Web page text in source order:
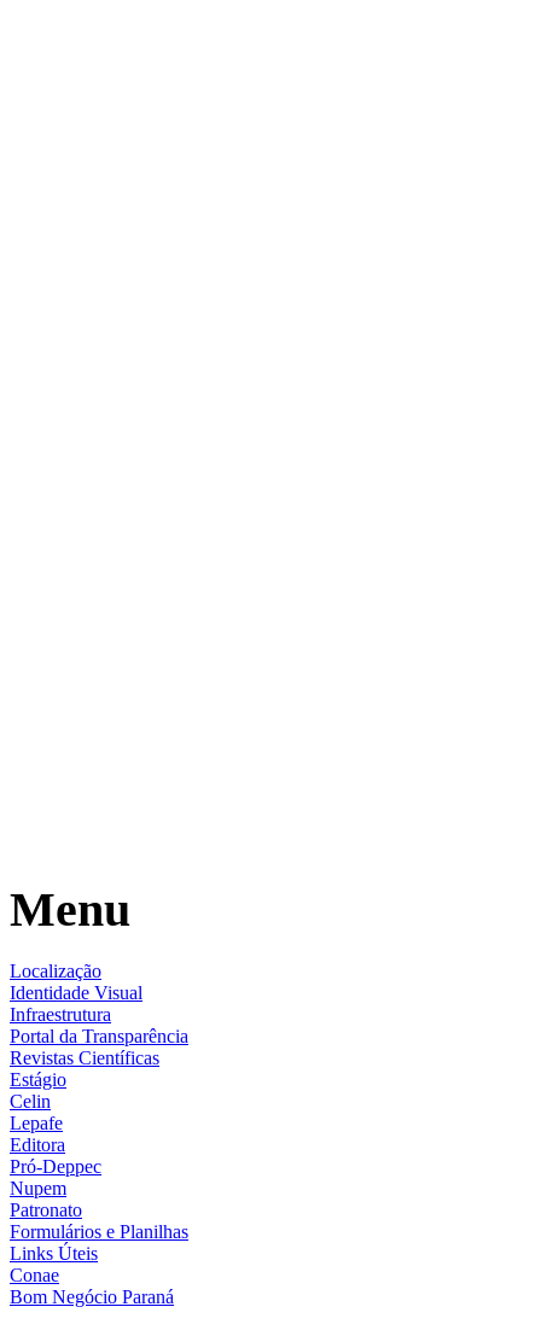
Menu
Localização
Identidade Visual
Infraestrutura
Portal da Transparência
Revistas Científicas
Estágio
Celin
Lepafe
Editora
Pró-Deppec
Nupem
Patronato
Formulários e Planilhas
Links Úteis
Conae
Bom Negócio Paraná